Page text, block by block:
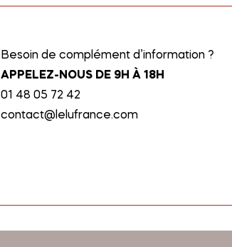
Besoin de complément d’information ?
APPELEZ-NOUS DE 9H À 18H
01 48 05 72 42
contact@lelufrance.com